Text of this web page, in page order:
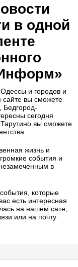
в одной
и городов и
вы сможете
Бедгород-
сегодня
вы сможете
жизнь и
события и
в
которые
есть интересная
на нашем сате,
или на почту